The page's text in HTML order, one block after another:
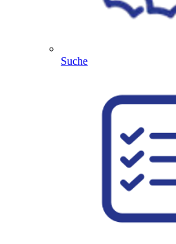
Suche